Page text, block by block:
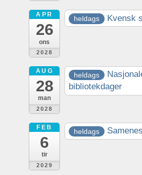
APR
26
ons
2028
heldags Kvensk
AUG
28
man
2028
heldags
bibliotekdager
FEB
6
tir
2029
heldags